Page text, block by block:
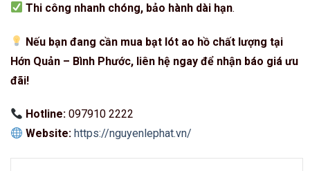
Thi công nhanh chóng, bảo hành dài hạn.
Nếu bạn đang cần mua bạt lót ao hồ chất lượng tại
Hớn Quản – Bình Phước, liên hệ ngay để nhận báo giá ưu
đãi!
Hotline: 097910 2222
Website: https://nguyenlephat.vn/